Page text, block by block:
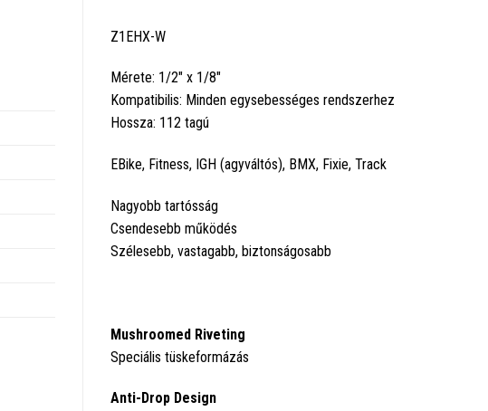
Z1EHX-W
Mérete: 1/2" x 1/8"
Kompatibilis: Minden egysebességes rendszerhez
Hossza: 112 tagú
EBike, Fitness, IGH (agyváltós), BMX, Fixie, Track
Nagyobb tartósság
Csendesebb működés
Szélesebb, vastagabb, biztonságosabb
Mushroomed Riveting
Speciális tüskeformázás
Anti-Drop Design